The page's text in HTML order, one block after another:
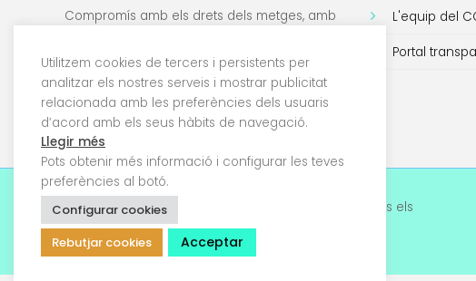
Compromís amb els drets dels metges, amb
L'equip del
Portal
© 2026 Col·legi Oficial de Metges de Tarragona. Tots els
drets reservats
Utilitzem cookies de tercers i persistents per
analitzar els nostres serveis i mostrar publicitat
relacionada amb les preferències dels usuaris
d’acord amb els seus hàbits de navegació.
Llegir més
Pots obtenir més informació i configurar les teves
preferències al botó.
Configurar cookies
Rebutjar cookies
Acceptar